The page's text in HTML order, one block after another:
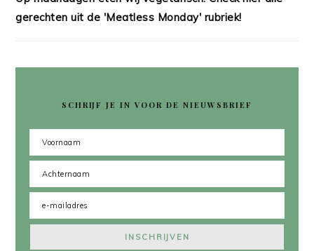
gerechten uit de 'Meatless Monday' rubriek!
SCHRIJF JE IN VOOR DE NIEUWSBRIEF